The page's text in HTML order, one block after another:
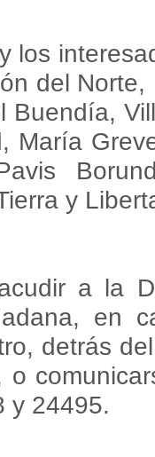
los
del
Buendía,
María
y
a la
en
detrás
o
y 24495.